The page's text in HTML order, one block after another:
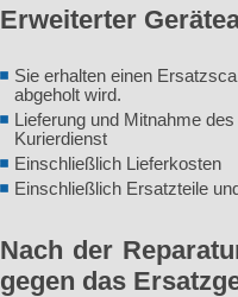
Erweiterter
Sie erhalten einen
abgeholt wird.
Lieferung und Mitnahme
Kurierdienst
Einschließlich Lieferkosten
Einschließlich Ersatzteile
Nach der
gegen das